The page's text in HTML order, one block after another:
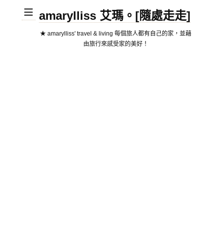
amarylliss 艾瑪。[隨處走走]
★ amarylliss' travel & living 每個旅人都有自己的家，並藉
由旅行來感受家的美好！